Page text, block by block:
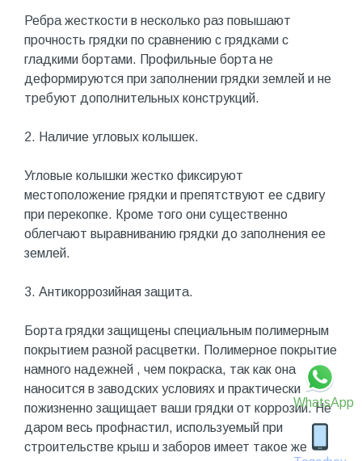
WhatsApp
Ребра жесткости в несколько раз повышают
прочность грядки по сравнению с грядками с
гладкими бортами. Профильные борта не
деформируются при заполнении грядки землей и не
требуют дополнительных конструкций.
2. Наличие угловых колышек.
Угловые колышки жестко фиксируют
местоположение грядки и препятствуют ее сдвигу
при перекопке. Кроме того они существенно
облегчают выравниванию грядки до заполнения ее
землей.
3. Антикоррозийная защита.
Борта грядки защищены специальным полимерным
покрытием разной расцветки. Полимерное покрытие
намного надежней , чем покраска, так как она
наносится в заводских условиях и практически
пожизненно защищает ваши грядки от коррозии. Не
даром весь профнастил, используемый при
строительстве крыш и заборов имеет такое же